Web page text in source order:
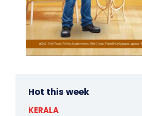
Hot this week
KERALA